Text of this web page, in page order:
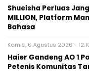
Shueisha Perluas
MILLION, Platform
Bahasa
Kamis, 6 Agustus 2026 -
Haier Gandeng AO 1
Petenis Komunitas